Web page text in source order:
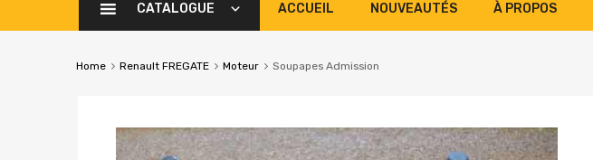
CATALOGUE ACCUEIL NOUVEAUTÉS À PROPOS
Home Renault FREGATE Moteur Soupapes Admission